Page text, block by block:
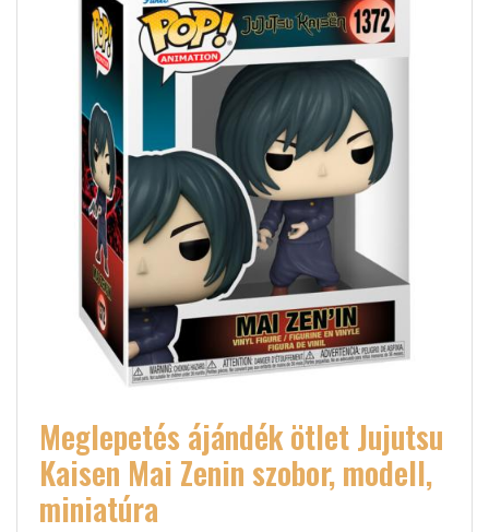
Meglepetés ájándék ötlet Jujutsu
Kaisen Mai Zenin szobor, modell,
miniatúra